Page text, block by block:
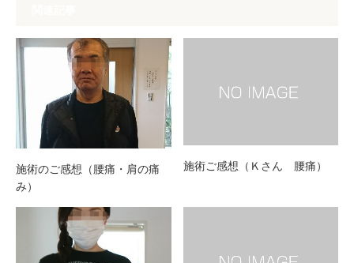
施術のご感想（腰痛・肩の痛
み）
施術ご感想（Ｋさん 腰痛）